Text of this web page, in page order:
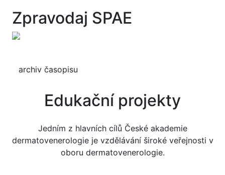
Zpravodaj SPAE
archiv časopisu
Edukační projekty
Jedním z hlavních cílů České akademie
dermatovenerologie je vzdělávání široké veřejnosti v
oboru dermatovenerologie.